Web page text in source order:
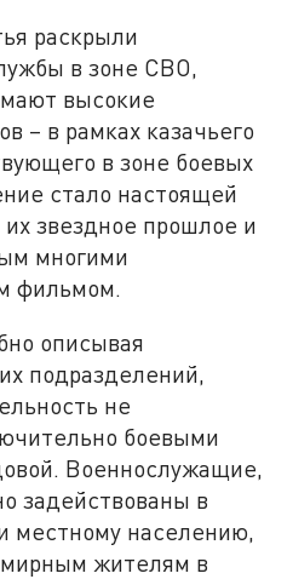
раскрыли
в зоне СВО,
высокие
– в рамках казачьего
в зоне боевых
стало настоящей
звездное прошлое и
многими
фильмом.
описывая
подразделений,
не
боевыми
Военнослужащие,
задействованы в
местному населению,
жителям в